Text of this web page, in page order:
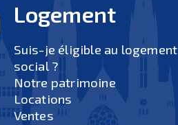
Logement
Suis-je éligible au logement
social ?
Notre patrimoine
Locations
Ventes